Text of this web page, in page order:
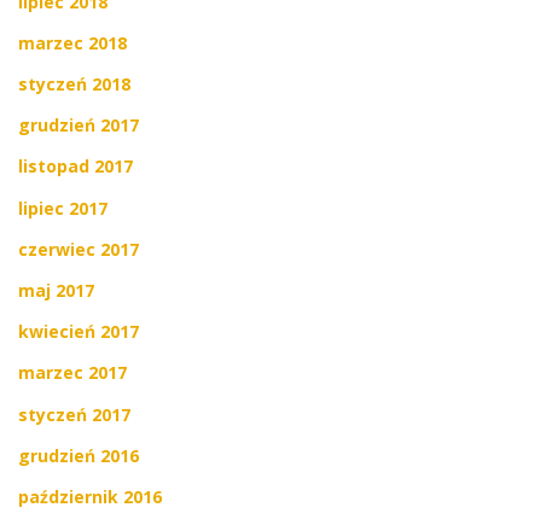
marzec 2018
styczeń 2018
grudzień 2017
listopad 2017
lipiec 2017
czerwiec 2017
maj 2017
kwiecień 2017
marzec 2017
styczeń 2017
grudzień 2016
październik 2016